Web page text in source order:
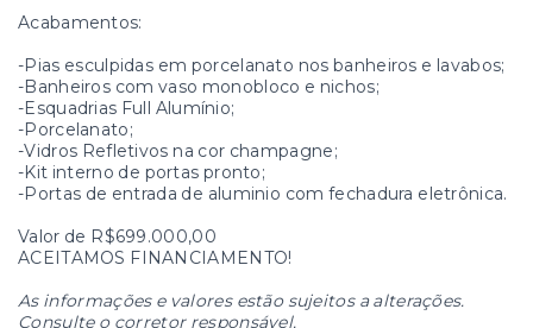
Acabamentos:
-Pias esculpidas em porcelanato nos banheiros e lavabos;
-Banheiros com vaso monobloco e nichos;
-Esquadrias Full Alumínio;
-Porcelanato;
-Vidros Refletivos na cor champagne;
-Kit interno de portas pronto;
-Portas de entrada de aluminio com fechadura eletrônica.
Valor de R$699.000,00
ACEITAMOS FINANCIAMENTO!
As informações e valores estão sujeitos a alterações.
Consulte o corretor responsável.